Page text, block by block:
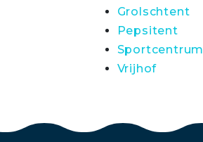
Grolschtent
Pepsitent
Sportcentrum
Vrijhof